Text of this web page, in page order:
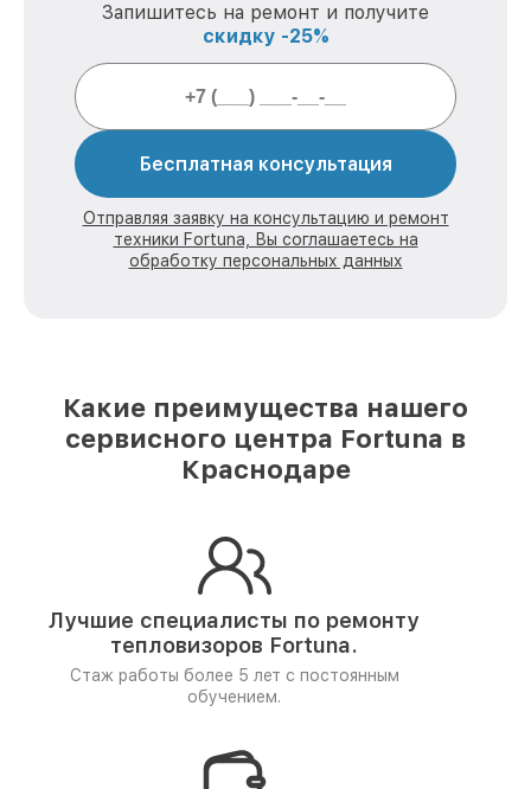
Запишитесь на ремонт и получите
скидку -25%
Бесплатная консультация
Отправляя заявку на консультацию и ремонт
техники Fortuna, Вы соглашаетесь на
обработку персональных данных
Какие преимущества нашего
сервисного центра Fortuna в
Краснодаре
Лучшие специалисты по ремонту
тепловизоров Fortuna.
Стаж работы более 5 лет с постоянным
обучением.